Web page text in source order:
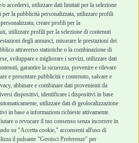
accedervi, utilizzare dati limitati per la selezione
la pubblicità personalizzata, utilizzare profili
creare profili per la
utilizzare profili per la selezione di contenuti
degli annunci, misurare le prestazioni dei
attraverso statistiche o la combinazione di
sviluppare e migliorare i servizi, utilizzare dati
garantire la sicurezza, prevenire e rilevare
e presentare pubblicità e contenuto, salvare e
abbinare e combinare dati provenienti da
dispositivi, identificare i dispositivi in base
utilizzare dati di geolocalizzazione
in base a informazioni richieste attivamente.
o revocare il tuo consenso senza incorrere in
su "Accetta cookie," acconsenti all'uso di
il pulsante "Gestisci Preferenze" per
Acquisti sicuri
Termini e condizioni
di vendita
Cashback
Metodi di
pagamento
Recesso e Reso
Spedizioni